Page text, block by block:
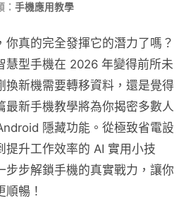
： 手機應用教學
你真的完全發揮它的潛力了嗎？
慧型手機在 2026 年變得前所未
換新機需要轉移資料，還是覺得
最新手機教學將為你揭密多數人
隱藏功能。從極致省電設
提升工作效率的 AI 實用小技
步步解鎖手機的真實戰力，讓你
暢！